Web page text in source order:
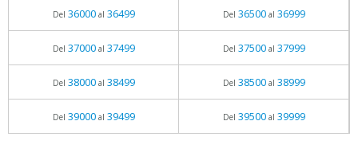
Del 36000al 36499 Del 36500al 36999
Del 37000al 37499 Del 37500al 37999
Del 38000al 38499 Del 38500al 38999
Del 39000al 39499 Del 39500al 39999